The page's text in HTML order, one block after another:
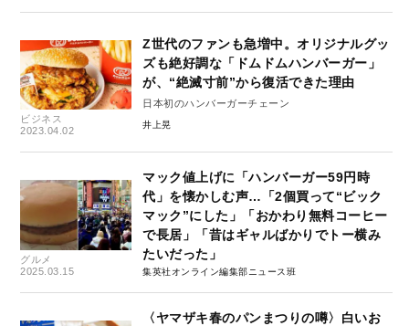
ビジネス
2023.04.02
Z世代のファンも急増中。オリジナルグッ
ズも絶好調な「ドムドムハンバーガー」
が、“絶滅寸前”から復活できた理由
日本初のハンバーガーチェーン
井上晃
グルメ
2025.03.15
マック値上げに「ハンバーガー59円時
代」を懐かしむ声…「2個買って“ビック
マック”にした」「おかわり無料コーヒー
で長居」「昔はギャルばかりでトー横み
たいだった」
集英社オンライン編集部ニュース班
〈ヤマザキ春のパンまつりの噂〉白いお